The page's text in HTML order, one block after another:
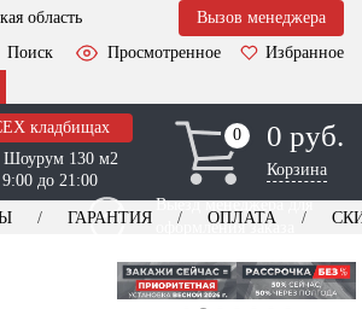
область
Вызов менеджера
Поиск Просмотренное
Избранное
кладбищах
Шоурум 130 м2
до 21:00
0
0 0 руб.
Корзина
Выезд менеджера для
оформления заказа
23
ГАРАНТИЯ ОПЛАТА